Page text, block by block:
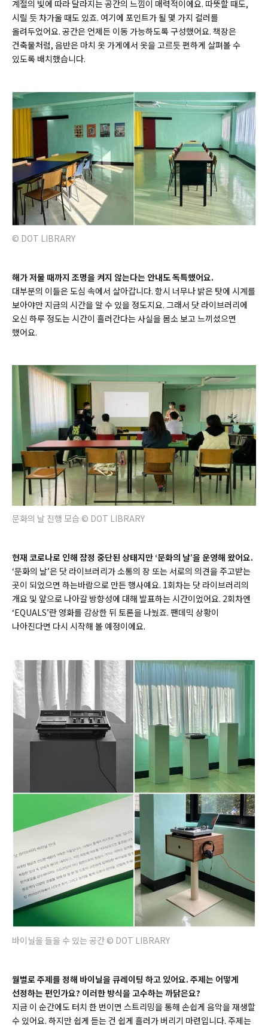
계절의 빛에 따라 달라지는 공간의 느낌이 매력적이에요. 따뜻할 때도,
시릴 듯 차가울 때도 있죠. 여기에 포인트가 될 몇 가지 컬러를
올려두었어요. 공간은 언제든 이동 가능하도록 구성했어요. 책장은
건축물처럼, 음반은 마치 옷 가게에서 옷을 고르듯 편하게 살펴볼 수
있도록 배치했습니다.
© DOT LIBRARY
해가 저물 때까지 조명을 켜지 않는다는 안내도 독특했어요.
대부분의 이들은 도심 속에서 살아갑니다. 항시 너무나 밝은 탓에 시계를
보아야만 지금의 시간을 알 수 있을 정도지요. 그래서 닷 라이브러리에
오신 하루 정도는 시간이 흘러간다는 사실을 몸소 보고 느끼셨으면
했어요.
문화의 날 진행 모습 © DOT LIBRARY
현재 코로나로 인해 잠정 중단된 상태지만 ‘문화의 날’을 운영해 왔어요.
‘문화의 날’은 닷 라이브러리가 소통의 장 또는 서로의 의견을 주고받는
곳이 되었으면 하는바람으로 만든 행사예요. 1회차는 닷 라이브러리의
개요 및 앞으로 나아갈 방향성에 대해 발표하는 시간이었어요. 2회차엔
‘EQUALS’란 영화를 감상한 뒤 토론을 나눴죠. 팬데믹 상황이
나아진다면 다시 시작해 볼 예정이에요.
바이닐을 들을 수 있는 공간 © DOT LIBRARY
월별로 주제를 정해 바이닐을 큐레이팅 하고 있어요. 주제는 어떻게
선정하는 편인가요? 이러한 방식을 고수하는 까닭은요?
지금 이 순간에도 터치 한 번이면 스트리밍을 통해 손쉽게 음악을 재생할
수 있어요. 하지만 쉽게 듣는 건 쉽게 흘러가 버리기 마련입니다. 주제는